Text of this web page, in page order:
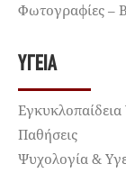
Φωτογραφίες –
ΥΓΕΊΑ
Εγκυκλοπαίδεια
Παθήσεις
Ψυχολογία &